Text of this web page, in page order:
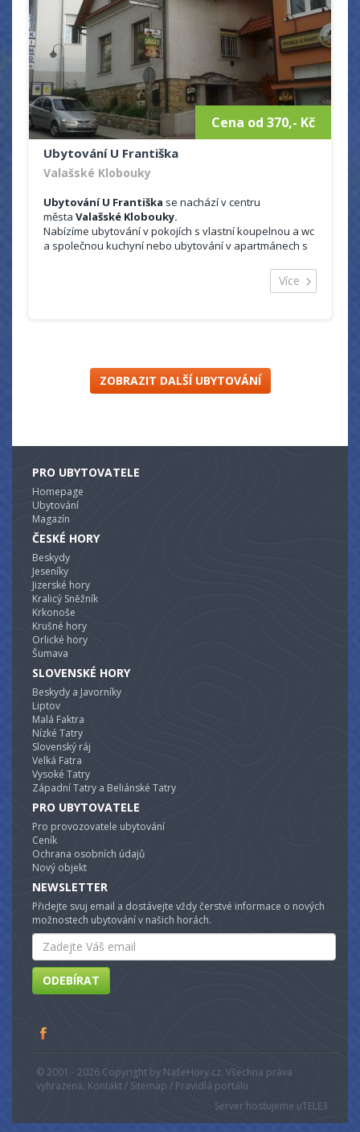
Cena od 370,- Kč
Ubytování U Františka
Valašské Klobouky
Ubytování U Františka se nachází v centru
města Valašské Klobouky.
Nabízíme ubytování v pokojích s vlastní koupelnou a wc
a společnou kuchyní nebo ubytování v apartmánech s
Více
ZOBRAZIT DALŠÍ UBYTOVÁNÍ
PRO UBYTOVATELE
Homepage
Ubytování
Magazín
ČESKÉ HORY
Beskydy
Jeseníky
Jizerské hory
Kralicý Sněžník
Krkonoše
Krušné hory
Orlické hory
Šumava
SLOVENSKÉ HORY
Beskydy a Javorníky
Liptov
Malá Faktra
Nízké Tatry
Slovenský ráj
Velká Fatra
Vysoké Tatry
Západní Tatry a Beliánské Tatry
PRO UBYTOVATELE
Pro provozovatele ubytování
Ceník
Ochrana osobních údajů
Nový objekt
NEWSLETTER
Přidejte svuj email a dostávejte vždy čerstvé informace o nových
možnostech ubytování v našich horách.
Email
ODEBÍRAT
© 2001 - 2026 Copyright by NašeHory.cz. Všechna práva
vyhrazena. Kontakt / Sitemap / Pravidlá portálu
Server hostujeme uTELE3